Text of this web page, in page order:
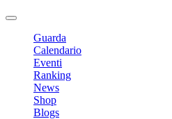
Guarda
Calendario
Eventi
Ranking
News
Shop
Blogs